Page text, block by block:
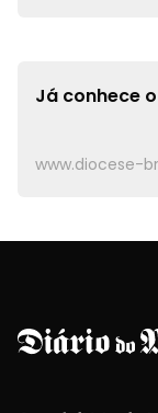
Já conhece
www.diocese-